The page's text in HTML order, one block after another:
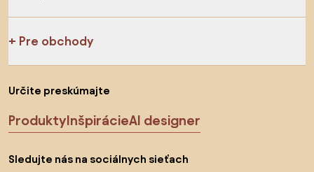
Pre obchody
Určite preskúmajte
ProduktyInšpirácieAI designer
Sledujte nás na sociálnych sieťach